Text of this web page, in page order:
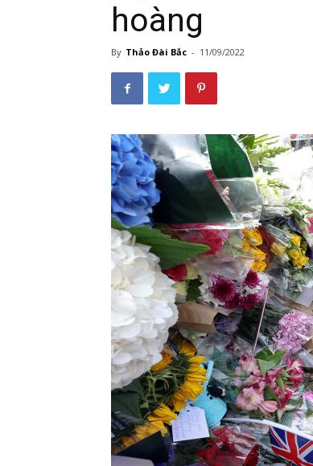
hoàng
By Thảo Đài Bắc - 11/09/2022